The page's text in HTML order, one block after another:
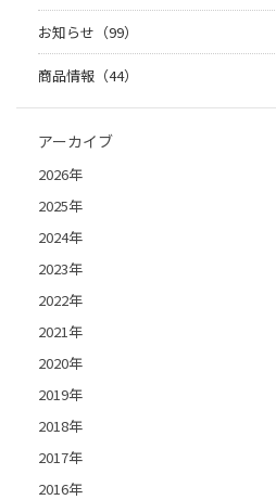
お知らせ（99）
商品情報（44）
アーカイブ
2026年
2025年
2024年
2023年
2022年
2021年
2020年
2019年
2018年
2017年
2016年